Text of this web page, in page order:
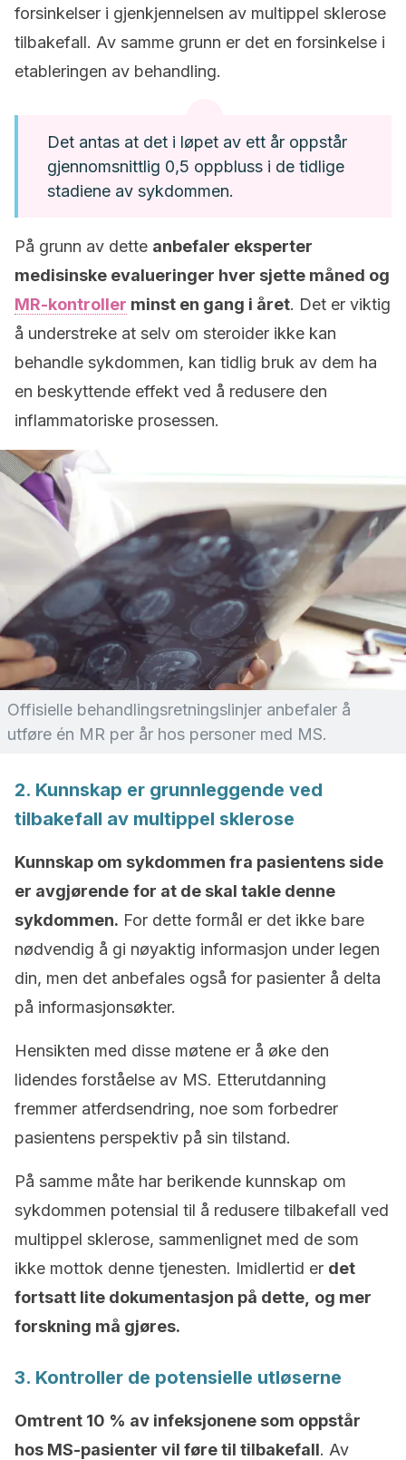
forsinkelser i gjenkjennelsen av multippel sklerose
tilbakefall. Av samme grunn er det en forsinkelse i
etableringen av behandling.
Det antas at det i løpet av ett år oppstår
gjennomsnittlig 0,5 oppbluss i de tidlige
stadiene av sykdommen.
På grunn av dette anbefaler eksperter
medisinske evalueringer hver sjette måned og
MR-kontroller minst en gang i året. Det er viktig
å understreke at selv om steroider ikke kan
behandle sykdommen, kan tidlig bruk av dem ha
en beskyttende effekt ved å redusere den
inflammatoriske prosessen.
Offisielle behandlingsretningslinjer anbefaler å
utføre én MR per år hos personer med MS.
2. Kunnskap er grunnleggende ved
tilbakefall av multippel sklerose
Kunnskap om sykdommen fra pasientens side
er avgjørende for at de skal takle denne
sykdommen. For dette formål er det ikke bare
nødvendig å gi nøyaktig informasjon under legen
din, men det anbefales også for pasienter å delta
på informasjonsøkter.
Hensikten med disse møtene er å øke den
lidendes forståelse av MS. Etterutdanning
fremmer atferdsendring, noe som forbedrer
pasientens perspektiv på sin tilstand.
På samme måte har berikende kunnskap om
sykdommen potensial til å redusere tilbakefall ved
multippel sklerose, sammenlignet med de som
ikke mottok denne tjenesten. Imidlertid er det
fortsatt lite dokumentasjon på dette, og mer
forskning må gjøres.
3. Kontroller de potensielle utløserne
Omtrent 10 % av infeksjonene som oppstår
hos MS-pasienter vil føre til tilbakefall. Av